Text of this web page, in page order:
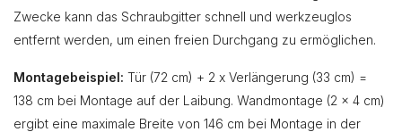
Zwecke kann das Schraubgitter schnell und werkzeuglos
entfernt werden, um einen freien Durchgang zu ermöglichen.
Montagebeispiel: Tür (72 cm) + 2 x Verlängerung (33 cm) =
138 cm bei Montage auf der Laibung. Wandmontage (2 x 4 cm)
ergibt eine maximale Breite von 146 cm bei Montage in der